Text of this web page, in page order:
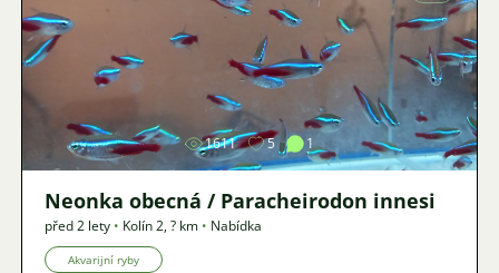
Obrázek
1611 5 1
Neonka obecná / Paracheirodon innesi
před 2 lety • Kolín 2,? km • Nabídka
Akvarijní ryby